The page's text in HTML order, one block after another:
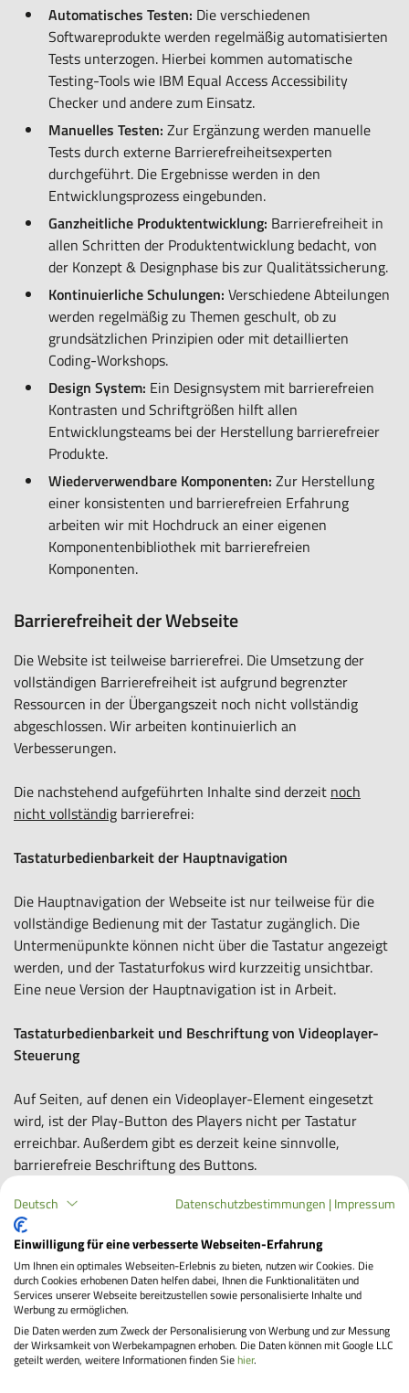
Automatisches Testen: Die verschiedenen
Softwareprodukte werden regelmäßig automatisierten
Tests unterzogen. Hierbei kommen automatische
Testing-Tools wie IBM Equal Access Accessibility
Checker und andere zum Einsatz.
Manuelles Testen: Zur Ergänzung werden manuelle
Tests durch externe Barrierefreiheitsexperten
durchgeführt. Die Ergebnisse werden in den
Entwicklungsprozess eingebunden.
Ganzheitliche Produktentwicklung: Barrierefreiheit in
allen Schritten der Produktentwicklung bedacht, von
der Konzept & Designphase bis zur Qualitätssicherung.
Kontinuierliche Schulungen: Verschiedene Abteilungen
werden regelmäßig zu Themen geschult, ob zu
grundsätzlichen Prinzipien oder mit detaillierten
Coding-Workshops.
Design System: Ein Designsystem mit barrierefreien
Kontrasten und Schriftgrößen hilft allen
Entwicklungsteams bei der Herstellung barrierefreier
Produkte.
Wiederverwendbare Komponenten: Zur Herstellung
einer konsistenten und barrierefreien Erfahrung
arbeiten wir mit Hochdruck an einer eigenen
Komponentenbibliothek mit barrierefreien
Komponenten.
Barrierefreiheit der Webseite
Die Website ist teilweise barrierefrei. Die Umsetzung der
vollständigen Barrierefreiheit ist aufgrund begrenzter
Ressourcen in der Übergangszeit noch nicht vollständig
abgeschlossen. Wir arbeiten kontinuierlich an
Verbesserungen.
Die nachstehend aufgeführten Inhalte sind derzeit noch
nicht vollständig barrierefrei:
Tastaturbedienbarkeit der Hauptnavigation
Die Hauptnavigation der Webseite ist nur teilweise für die
vollständige Bedienung mit der Tastatur zugänglich. Die
Untermenüpunkte können nicht über die Tastatur angezeigt
werden, und der Tastaturfokus wird kurzzeitig unsichtbar.
Eine neue Version der Hauptnavigation ist in Arbeit.
Tastaturbedienbarkeit und Beschriftung von Videoplayer-
Steuerung
Auf Seiten, auf denen ein Videoplayer-Element eingesetzt
wird, ist der Play-Button des Players nicht per Tastatur
erreichbar. Außerdem gibt es derzeit keine sinnvolle,
barrierefreie Beschriftung des Buttons.
Sprache von Elementen
Barrierefreie Beschriftungen sind nicht vollständig in der
Hauptsprache der Seite gehalten. Manche Buttons des
Bildkarussells sind in englischer Sprache, auch wenn die
Hauptseite auf Deutsch eingestellt ist.
Karten-Widget
Deutsch Datenschutzbestimmungen |Impressum
Einwilligung für eine verbesserte Webseiten-Erfahrung
Um Ihnen ein optimales Webseiten-Erlebnis zu bieten, nutzen wir Cookies. Die
durch Cookies erhobenen Daten helfen dabei, Ihnen die Funktionalitäten und
Services unserer Webseite bereitzustellen sowie personalisierte Inhalte und
Werbung zu ermöglichen.
Die Daten werden zum Zweck der Personalisierung von Werbung und zur Messung
der Wirksamkeit von Werbekampagnen erhoben. Die Daten können mit Google LLC
geteilt werden, weitere Informationen finden Siehier.